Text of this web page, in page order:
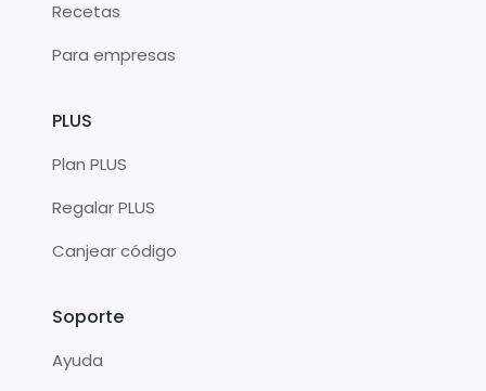
Recetas
Para empresas
PLUS
Plan PLUS
Regalar PLUS
Canjear código
Soporte
Ayuda